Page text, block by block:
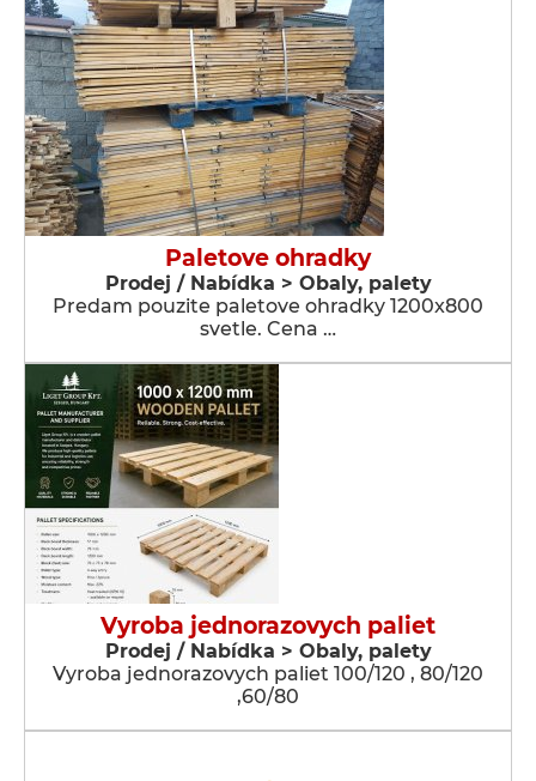
Paletove ohradky
Prodej / Nabídka > Obaly, palety
Predam pouzite paletove ohradky 1200x800
svetle. Cena …
Vyroba jednorazovych paliet
Prodej / Nabídka > Obaly, palety
Vyroba jednorazovych paliet 100/120 , 80/120
,60/80